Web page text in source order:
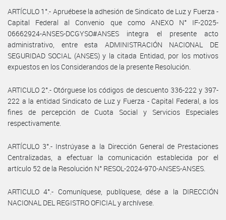
ARTÍCULO 1°.- Apruébese la adhesión de Sindicato de Luz y Fuerza -
Capital Federal al Convenio que como ANEXO N° IF-2025-
06662924-ANSES-DCGYSO#ANSES integra el presente acto
administrativo, entre esta ADMINISTRACIÓN NACIONAL DE
SEGURIDAD SOCIAL (ANSES) y la citada Entidad, por los motivos
expuestos en los Considerandos de la presente Resolución.
ARTICULO 2°.- Otórguese los códigos de descuento 336-222 y 397-
222 a la entidad Sindicato de Luz y Fuerza - Capital Federal, a los
fines de percepción de Cuota Social y Servicios Especiales
respectivamente.
ARTÍCULO 3°.- Instrúyase a la Dirección General de Prestaciones
Centralizadas, a efectuar la comunicación establecida por el
artículo 52 de la Resolución N° RESOL-2024-970-ANSES-ANSES.
ARTICULO 4°.- Comuníquese, publíquese, dése a la DIRECCIÓN
NACIONAL DEL REGISTRO OFICIAL y archívese.